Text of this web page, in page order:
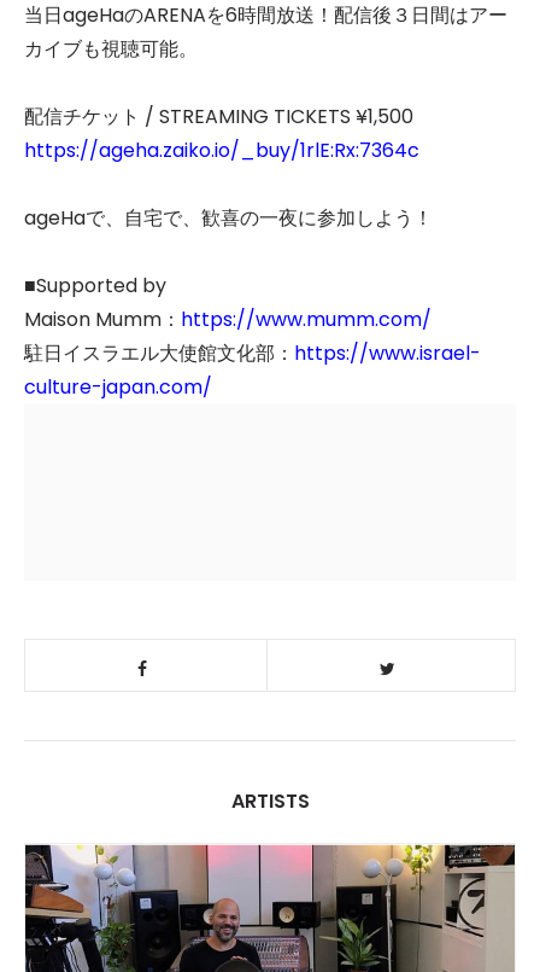
当日ageHaのARENAを6時間放送！配信後３日間はアー
カイブも視聴可能。
配信チケット / STREAMING TICKETS ¥1,500
https://ageha.zaiko.io/_buy/1rlE:Rx:7364c
ageHaで、自宅で、歓喜の一夜に参加しよう！
■Supported by
Maison Mumm： https://www.mumm.com/
駐日イスラエル大使館文化部： https://www.israel-
culture-japan.com/
ARTISTS